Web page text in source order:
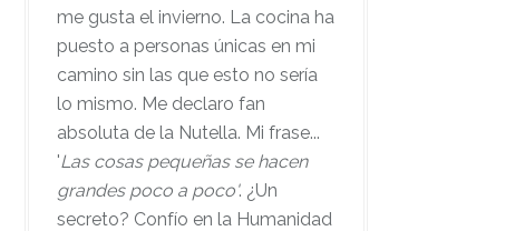
me gusta el invierno. La cocina ha
puesto a personas únicas en mi
camino sin las que esto no sería
lo mismo. Me declaro fan
absoluta de la Nutella. Mi frase...
'Las cosas pequeñas se hacen
grandes poco a poco'. ¿Un
secreto? Confío en la Humanidad